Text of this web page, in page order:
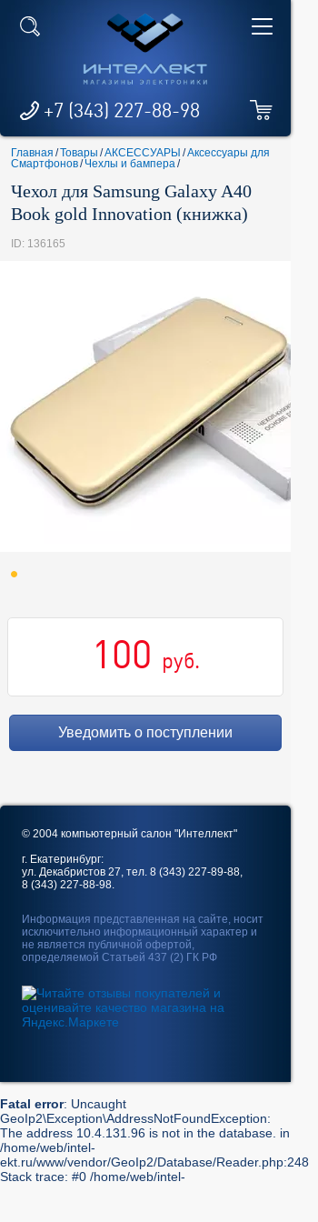
+7 (343) 227-88-98
Главная /Товары /АКСЕССУАРЫ /Аксессуары для
Смартфонов/ Чехлы и бампера/
Чехол для Samsung Galaxy A40
Book gold Innovation (книжка)
ID: 136165
100 руб.
Уведомить о поступлении
© 2004 компьютерный салон "Интеллект"
г. Екатеринбург:
ул. Декабристов 27, тел. 8 (343) 227-89-88,
8 (343) 227-88-98.
Информация представленная на сайте, носит
исключительно информационный характер и
не является публичной офертой,
определяемой Статьей 437 (2) ГК РФ
Fatal error: Uncaught
GeoIp2\Exception\AddressNotFoundException:
The address 10.4.131.96 is not in the database. in
/home/web/intel-
ekt.ru/www/vendor/GeoIp2/Database/Reader.php:248
Stack trace: #0 /home/web/intel-